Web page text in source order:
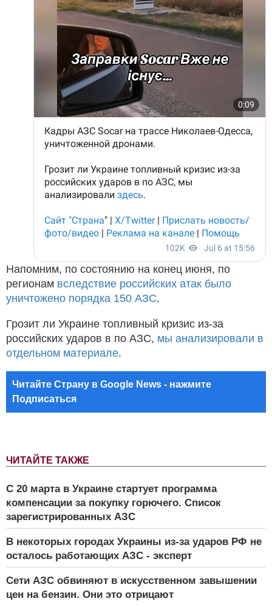
ЧИТАЙТЕ ТАКЖЕ
С 20 марта в Украине стартует программа
компенсации за покупку горючего. Список
зарегистрированных АЗС
В некоторых городах Украины из-за ударов РФ не
осталось работающих АЗС - эксперт
Сети АЗС обвиняют в искусственном завышении
цен на бензин. Они это отрицают
Напомним, по состоянию на конец июня, по
регионам вследствие российских атак было
уничтожено порядка 150 АЗС.
Грозит ли Украине топливный кризис из-за
российских ударов в по АЗС, мы анализировали в
отдельном материале.
Читайте Страну в Google News - нажмите
Подписаться